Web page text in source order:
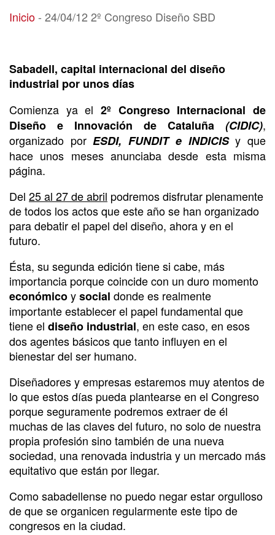
24/04/12 2º Congreso Diseño SBD
Inicio- 24/04/12 2º Congreso Diseño SBD
Sabadell, capital internacional del diseño
industrial por unos días
Comienza ya el 2º Congreso Internacional de
Diseño e Innovación de Cataluña (CIDIC),
organizado por ESDI, FUNDIT e INDICISy que
hace unos meses anunciaba desde esta misma
página.
Del 25 al 27 de abril podremos disfrutar plenamente
de todos los actos que este año se han organizado
para debatir el papel del diseño, ahora y en el
futuro.
Ésta, su segunda edición tiene si cabe, más
importancia porque coincide con un duro momento
económicoysocial donde es realmente
importante establecer el papel fundamental que
tiene el diseño industrial, en este caso, en esos
dos agentes básicos que tanto influyen en el
bienestar del ser humano.
Diseñadores y empresas estaremos muy atentos de
lo que estos días pueda plantearse en el Congreso
porque seguramente podremos extraer de él
muchas de las claves del futuro, no solo de nuestra
propia profesión sino también de una nueva
sociedad, una renovada industria y un mercado más
equitativo que están por llegar.
Como sabadellense no puedo negar estar orgulloso
de que se organicen regularmente este tipo de
congresos en la ciudad.